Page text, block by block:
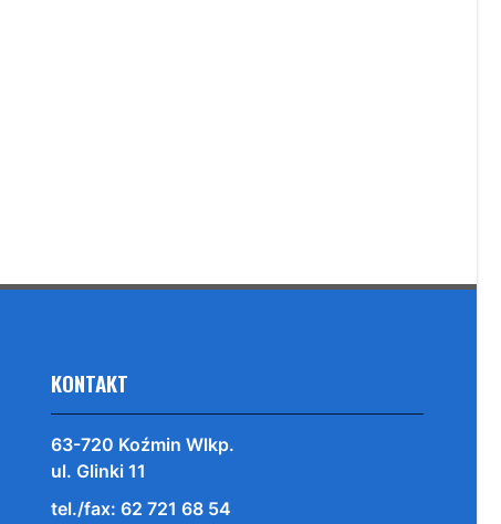
KONTAKT
63-720 Koźmin Wlkp.
ul. Glinki 11
tel./fax: 62 721 68 54